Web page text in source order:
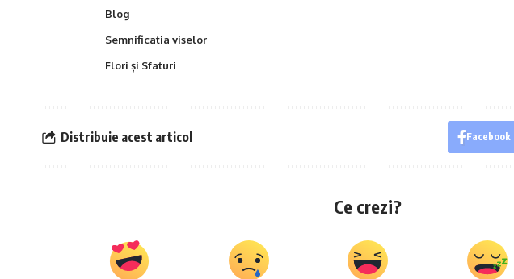
Blog
Semnificatia viselor
Flori și Sfaturi
Distribuie acest articol Facebook
Ce crezi?